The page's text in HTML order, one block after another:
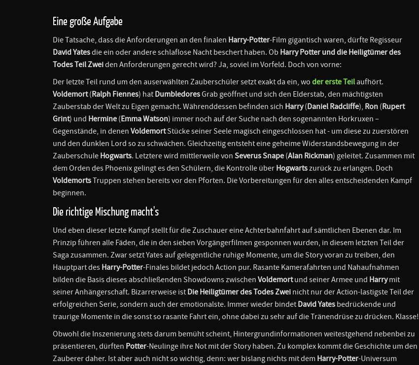
Eine große Aufgabe
Die Tatsache, dass die Anforderungen an den finalen Harry-Potter-Film gigantisch waren, dürfte Regisseur
David Yatesdie ein oder andere schlaflose Nacht beschert haben. Ob Harry Potter und die Heiligtümer des
Todes Teil Zweiden Anforderungen gerecht wird? Ja, soviel im Vorfeld. Doch von vorne:
Der letzte Teil rund um den auserwählten Zauberschüler setzt exakt da ein, wo der erste Teil aufhört.
Voldemort(Ralph Fiennes) hat DumbledoresGrab geöffnet und sich den Elderstab, den mächtigsten
Zauberstab der Welt zu Eigen gemacht. Währenddessen befinden sich Harry(Daniel Radcliffe), Ron (Rupert
Grint) und Hermine (Emma Watson) immer noch auf der Suche nach den sogenannten Horkruxen –
Gegenstände, in denen VoldemortStücke seiner Seele magisch eingeschlossen hat - um diese zu zuerstören
und den dunklen Lord so zu schwächen. Gleichzeitig entsteht eine geheime Widerstandsbewegung in der
Zauberschule Hogwarts. Letztere wird mittlerweile von Severus Snape (Alan Rickman) geleitet. Zusammen mit
dem Orden des Phoenix gelingt es den Schülern, die Kontrolle über Hogwartszurück zu erlangen. Doch
VoldemortsTruppen stehen bereits vor den Pforten. Die Vorbereitungen für den alles entscheidenden Kampf
beginnen.
Die richtige Mischung macht's
Und eben dieser letzte Kampf stellt für die Zuschauer eine Achterbahnfahrt auf sämtlichen Ebenen dar. Im
Prinzip führen alle Fäden, die in den sieben Vorgängerfilmen gesponnen wurden, in diesem letzten Teil der
Saga zusammen. Zwar setzt Yates auf gelegentliche ruhige Momente, um die Story voran zu treiben, den
Hauptpart des Harry-Potter-Finales bildet jedoch Action pur. Rasante Kamerafahrten und Nahaufnahmen
bilden die Basis dieses abschließenden Showdowns zwischen Voldemortund seiner Armee und Harrymit
seiner Anhängerschaft. Bizarrerweise ist Die Heiligtümer des Todes Zwei nicht nur der Action-lastigste Teil der
erfolgreichen Serie, sondern auch der emotionalste. Immer wieder bindet David Yates bedrückende und
traurige Momente in die sonst so rasante Fahrt ein, ohne dabei zu sehr auf die Tränendrüse zu drücken. Klasse!
Obwohl die Inszenierung stets darum bemüht scheint, Hintergrundinformationen weitestgehend nebenbei zu
präsentieren, dürften Potter-Neulinge ihre Not mit der Story haben. Zu komplex kommt die Geschichte um den
Zauberer daher. Ist aber auch nicht so wichtig, denn: wer bislang nichts mit dem Harry-Potter-Universum